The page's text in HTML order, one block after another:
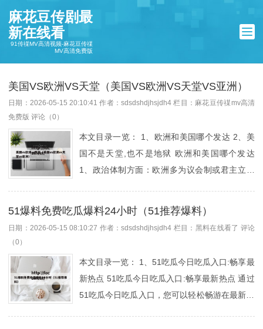
麻花豆传剧最
新在线看
91传禖MV高清视频-麻花豆传禖
MV高清免费版
美国VS欧洲VS天堂（美国VS欧洲VS天堂VS亚洲）
日期：2026-05-15 20:10:41 作者：sdsdshdjhsjdh4 栏目： 麻花豆传禖mv高清
免费版 评论（0）
本文目录一览： 1、欧洲和美国哪个发达 2、美
国不是天堂,也不是地狱 欧洲和美国哪个发达
1、政治体制方面：欧洲多为议会制或君主立宪
济模式方面：欧洲部分国家福利体系完善，注重
强，金融市场影响力大，在高端科技和文化产业
领域领先。2、疫情后财政刺激力度差异：美国
消费复苏更强劲疫情期间，美国与欧洲均采取财
政刺激政策，但美国力度显著更大。2021年美国
51爆料免费吃瓜爆料24小时（51推荐爆料）
日期：2026-05-15 08:10:27 作者：sdsdshdjhsjdh4 栏目： 黑料在线看了 评论
（0）
本文目录一览： 1、51吃瓜今日吃瓜入口:畅享最
新热点 51吃瓜今日吃瓜入口:畅享最新热点 通过
51吃瓜今日吃瓜入口，您可以轻松畅游在最新的